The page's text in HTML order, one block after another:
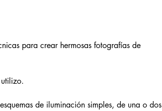
para crear hermosas fotografías de
de iluminación simples, de una o dos